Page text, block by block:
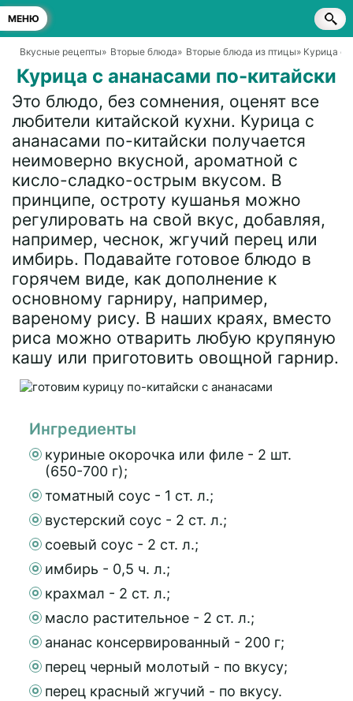
МЕНЮ
Вкусные рецепты» Вторые блюда» Вторые блюда из птицы» Курица с
Курица с ананасами по-китайски
Это блюдо, без сомнения, оценят все
любители китайской кухни. Курица с
ананасами по-китайски получается
неимоверно вкусной, ароматной с
кисло-сладко-острым вкусом. В
принципе, остроту кушанья можно
регулировать на свой вкус, добавляя,
например, чеснок, жгучий перец или
имбирь. Подавайте готовое блюдо в
горячем виде, как дополнение к
основному гарниру, например,
вареному рису. В наших краях, вместо
риса можно отварить любую крупяную
кашу или приготовить овощной гарнир.
Ингредиенты
куриные окорочка или филе - 2 шт.
(650-700 г);
томатный соус - 1 ст. л.;
вустерский соус - 2 ст. л.;
соевый соус - 2 ст. л.;
имбирь - 0,5 ч. л.;
крахмал - 2 ст. л.;
масло растительное - 2 ст. л.;
ананас консервированный - 200 г;
перец черный молотый - по вкусу;
перец красный жгучий - по вкусу.